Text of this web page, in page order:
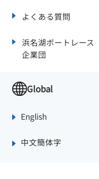
よくある質問
浜名湖ボートレース
企業団
Global
English
中文簡体字